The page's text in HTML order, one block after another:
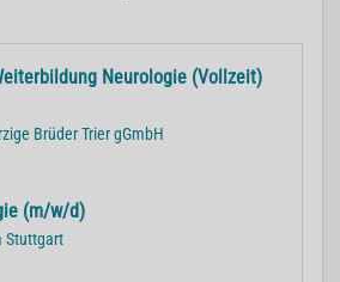
Neurologie (Vollzeit)
Brüder Trier gGmbH
(m/w/d)
Stuttgart